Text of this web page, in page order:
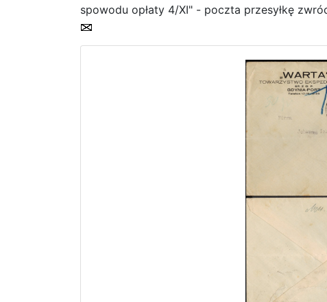
spowodu opłaty 4/XI" - poczta przesyłkę